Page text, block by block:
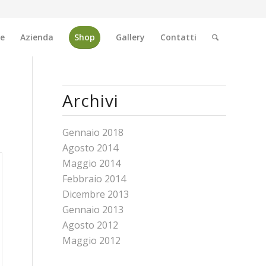
Azienda Shop Gallery Contatti
Archivi
Gennaio 2018
Agosto 2014
Maggio 2014
Febbraio 2014
Dicembre 2013
Gennaio 2013
Agosto 2012
Maggio 2012